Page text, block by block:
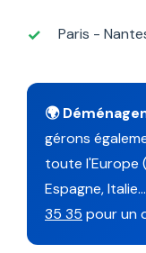
Paris -
🌍
gérons
toute l'Europe
Espagne,
35 35 pour un